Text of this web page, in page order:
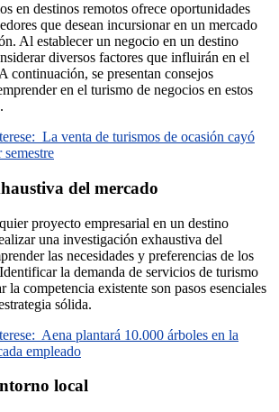
en destinos remotos ofrece oportunidades
que desean incursionar en un mercado
Al establecer un negocio en un destino
diversos factores que influirán en el
continuación, se presentan consejos
en el turismo de negocios en estos
La venta de turismos de ocasión cayó
del mercado
proyecto empresarial en un destino
una investigación exhaustiva del
las necesidades y preferencias de los
la demanda de servicios de turismo
la competencia existente son pasos esenciales
sólida.
Aena plantará 10.000 árboles en la
empleado
local